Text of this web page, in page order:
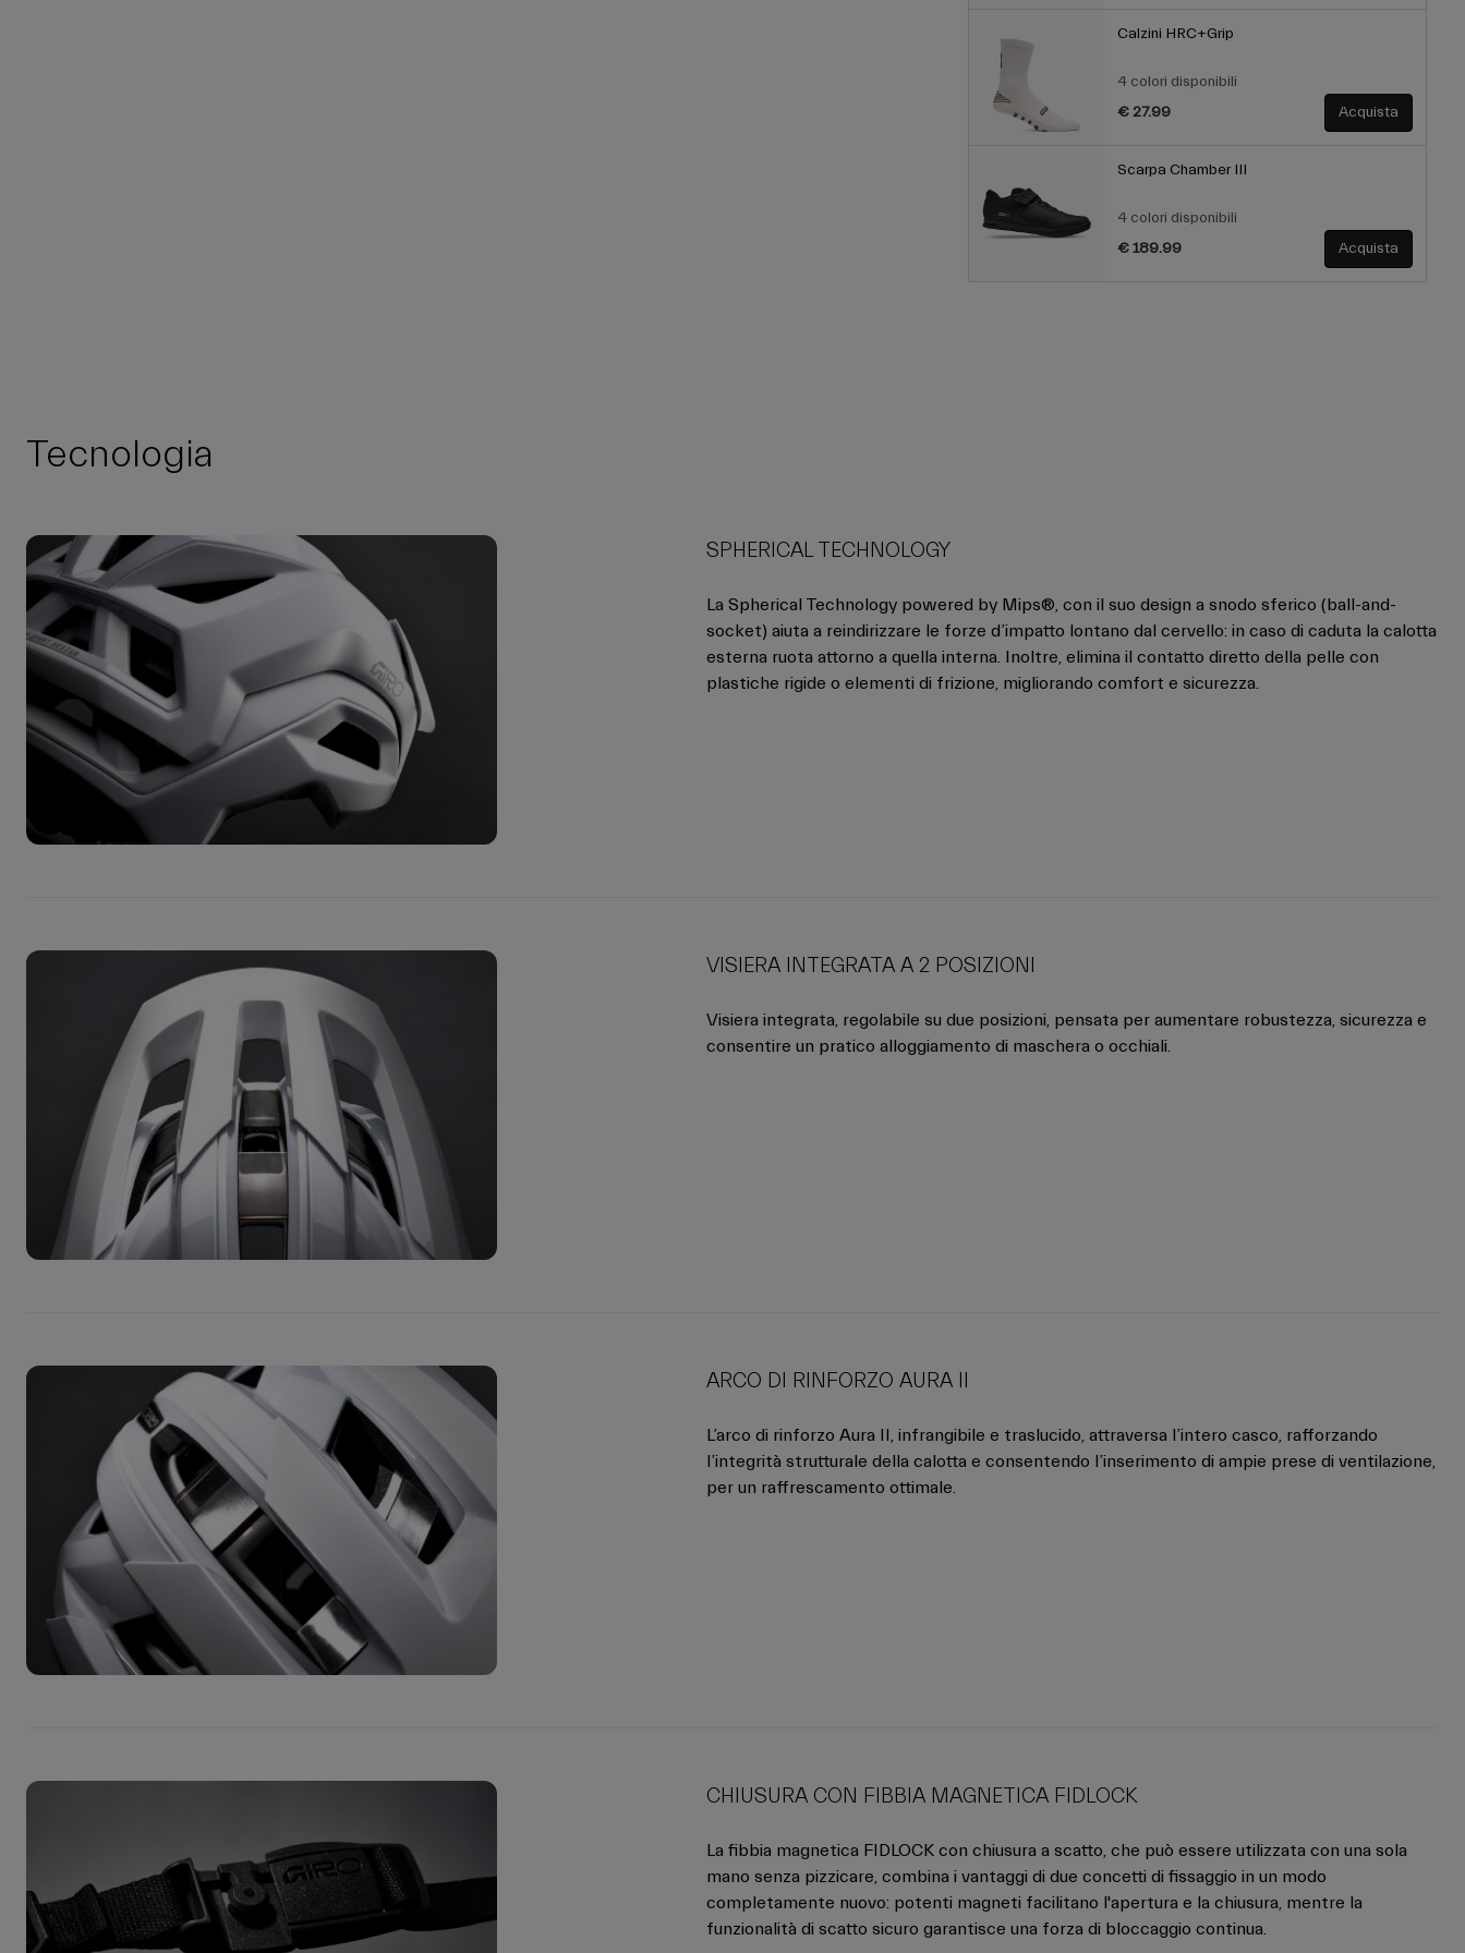
Calzini HRC+Grip
4 colori disponibili
€ 27.99
Acquista
Scarpa Chamber III
4 colori disponibili
€ 189.99
Acquista
Tecnologia
SPHERICAL TECHNOLOGY
La Spherical Technology powered by Mips®, con il suo design a snodo sferico (ball-and-
socket) aiuta a reindirizzare le forze d’impatto lontano dal cervello: in caso di caduta la calotta
esterna ruota attorno a quella interna. Inoltre, elimina il contatto diretto della pelle con
plastiche rigide o elementi di frizione, migliorando comfort e sicurezza.
VISIERA INTEGRATA A 2 POSIZIONI
Visiera integrata, regolabile su due posizioni, pensata per aumentare robustezza, sicurezza e
consentire un pratico alloggiamento di maschera o occhiali.
ARCO DI RINFORZO AURA II
L’arco di rinforzo Aura II, infrangibile e traslucido, attraversa l’intero casco, rafforzando
l’integrità strutturale della calotta e consentendo l’inserimento di ampie prese di ventilazione,
per un raffrescamento ottimale.
CHIUSURA CON FIBBIA MAGNETICA FIDLOCK
La fibbia magnetica FIDLOCK con chiusura a scatto, che può essere utilizzata con una sola
mano senza pizzicare, combina i vantaggi di due concetti di fissaggio in un modo
completamente nuovo: potenti magneti facilitano l'apertura e la chiusura, mentre la
funzionalità di scatto sicuro garantisce una forza di bloccaggio continua.